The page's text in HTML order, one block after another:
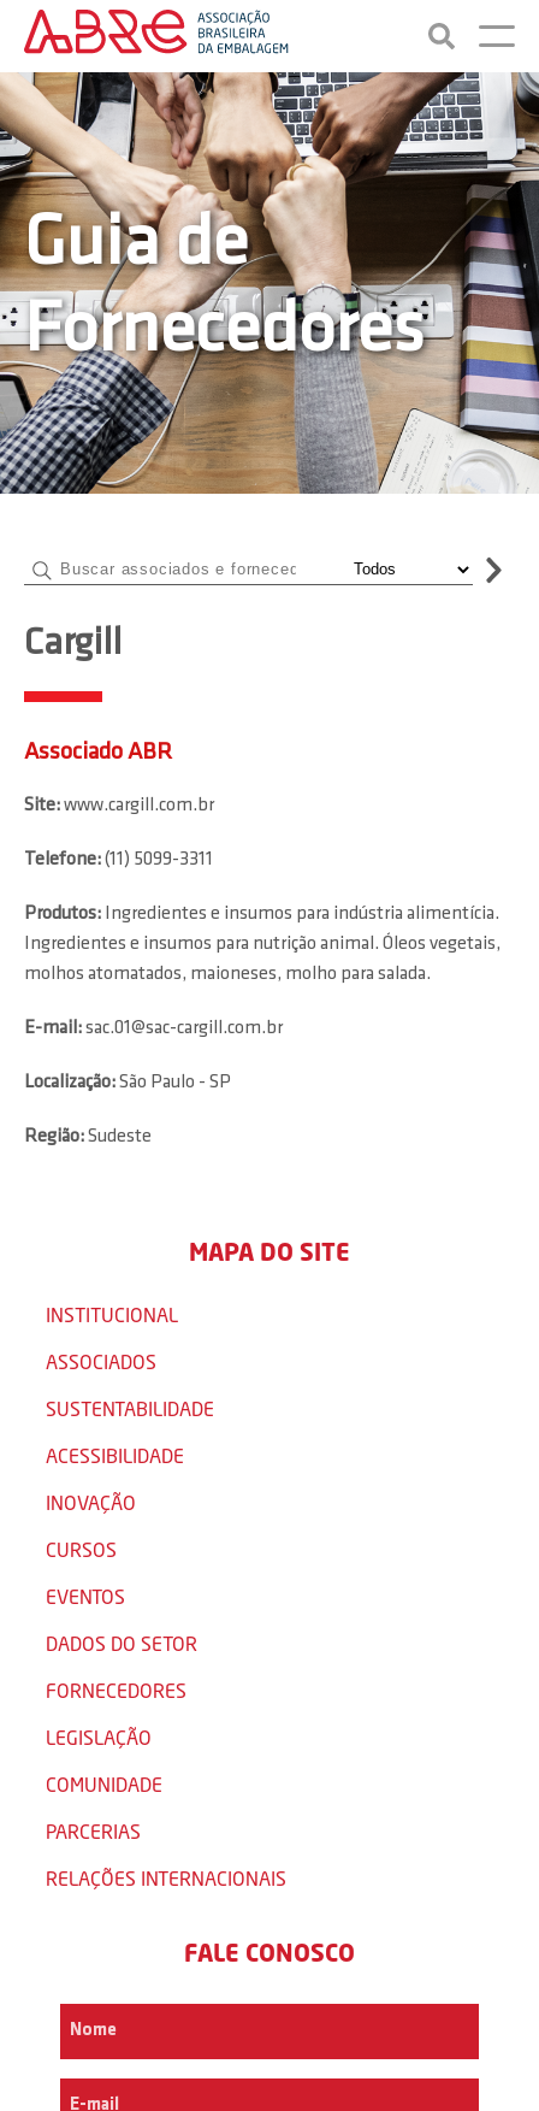
Guia de
Fornecedores
Cargill
Associado ABR
Site:www.cargill.com.br
Telefone:(11) 5099-3311
Produtos: Ingredientes e insumos para indústria alimentícia.
Ingredientes e insumos para nutrição animal. Óleos vegetais,
molhos atomatados, maioneses, molho para salada.
E-mail:sac.01@sac-cargill.com.br
Localização:São Paulo - SP
Região:Sudeste
MAPA DO SITE
INSTITUCIONAL
ASSOCIADOS
SUSTENTABILIDADE
ACESSIBILIDADE
INOVAÇÃO
CURSOS
EVENTOS
DADOS DO SETOR
FORNECEDORES
LEGISLAÇÃO
COMUNIDADE
PARCERIAS
RELAÇÕES INTERNACIONAIS
FALE CONOSCO